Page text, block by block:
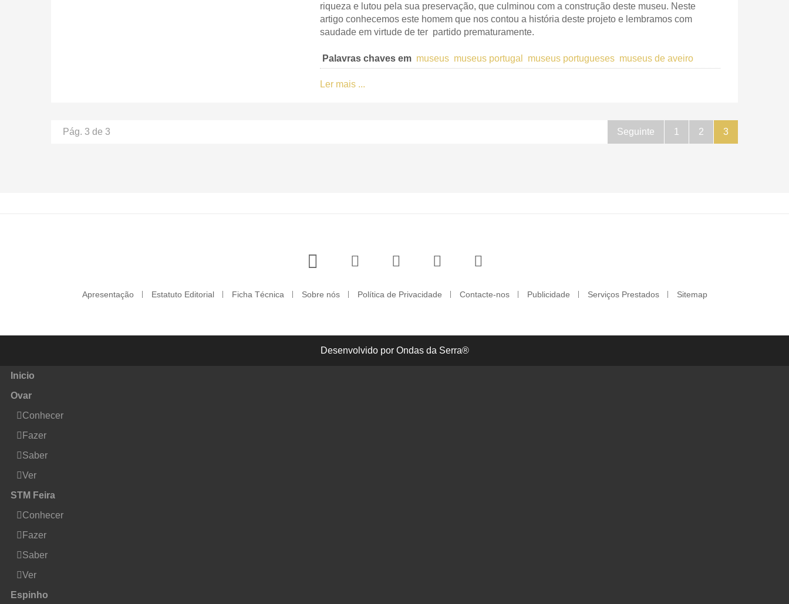
riqueza e lutou pela sua preservação, que culminou com a construção deste museu. Neste
artigo conhecemos este homem que nos contou a história deste projeto e lembramos com
saudade em virtude de ter partido prematuramente.
Palavras chaves em museus museus portugal museus portugueses museus de aveiro
Ler mais ...
Seguinte 1 2 3
Pág. 3 de 3
Apresentação Estatuto Editorial Ficha Técnica Sobre nós Política de Privacidade Contacte-nos Publicidade Serviços Prestados Sitemap
Desenvolvido por Ondas da Serra®
Inicio
Ovar
Conhecer
Fazer
Saber
Ver
STM Feira
Conhecer
Fazer
Saber
Ver
Espinho